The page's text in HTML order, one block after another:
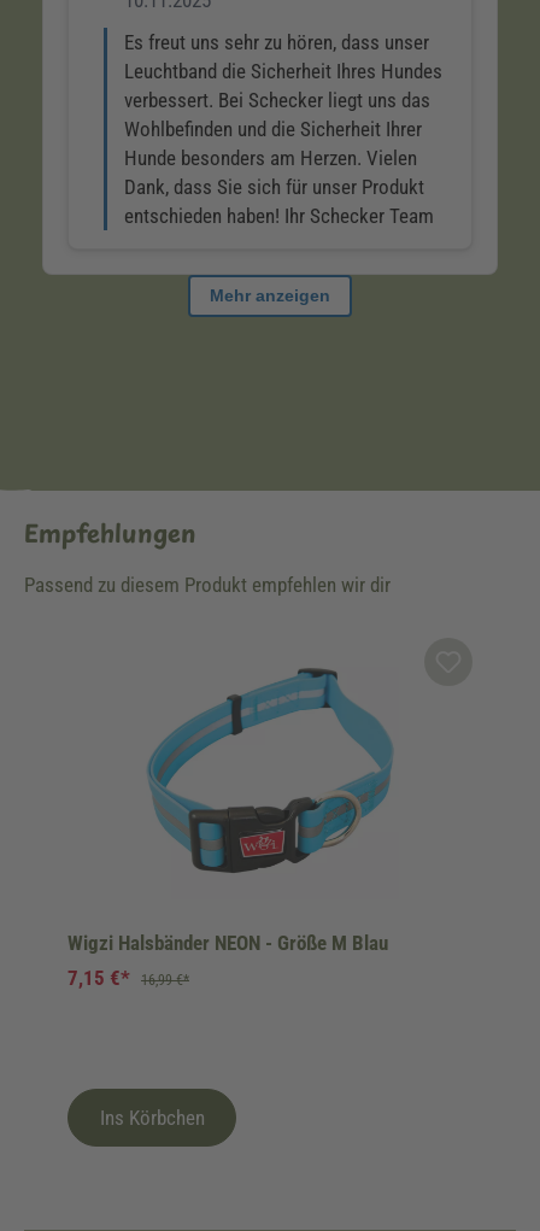
Empfehlungen
Passend zu diesem Produkt empfehlen wir dir
Wigzi Halsbänder NEON - Größe M Blau
7,15 €*
16,99 €*
Ins Körbchen